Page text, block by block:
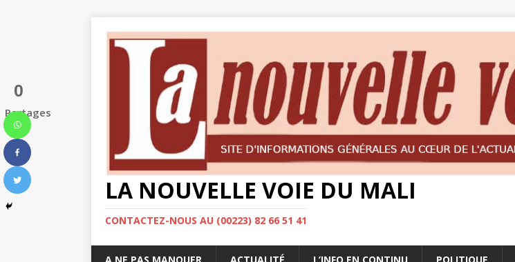
LA NOUVELLE VOIE DU MALI
CONTACTEZ-NOUS AU (00223) 82 66 51 41
0
Partages